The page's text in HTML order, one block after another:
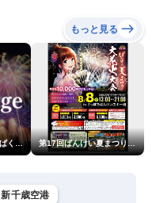
もっと見る
第23回釧路大漁どんぱく花火大会 ～道新・光と音のファンタジー～ 第17回ばんけい夏まつり大花火大会
新千歳空港